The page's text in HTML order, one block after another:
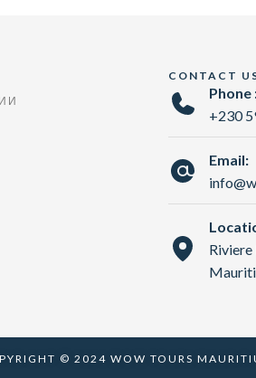
CONTACT
Phone
+230
Email:
Riviere
© 2024 WOW TOURS